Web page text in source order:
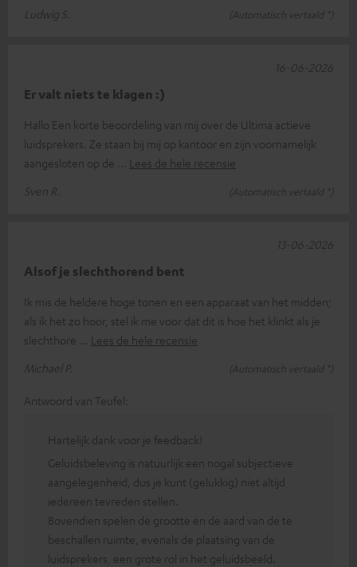
Ludwig S.
(Automatisch vertaald *)
Er valt niets te klagen :)
Hallo Een korte beoordeling van mij over de Ultima actieve
luidsprekers. Ze staan bij mij op kantoor en zijn voornamelijk
aangesloten op de
Lees de hele recensie
Sven R.
(Automatisch vertaald *)
16-06-2026
Alsof je slechthorend bent
Ik mis de heldere hoge tonen en een apparaat van het midden;
als ik het zo hoor, stel ik me voor dat dit is hoe het klinkt als je
slechthore
Lees de hele recensie
Michael P.
(Automatisch vertaald *)
13-06-2026
Antwoord van Teufel:
Hartelijk dank voor je feedback!
Geluidsbeleving is natuurlijk een nogal subjectieve
aangelegenheid, dus je kunt (gelukkig) niet altijd
iedereen tevreden stellen.
Bovendien spelen de grootte en de aard van de te
beschallen ruimte, evenals de plaatsing van de
luidsprekers, een grote rol in het geluidsbeeld.